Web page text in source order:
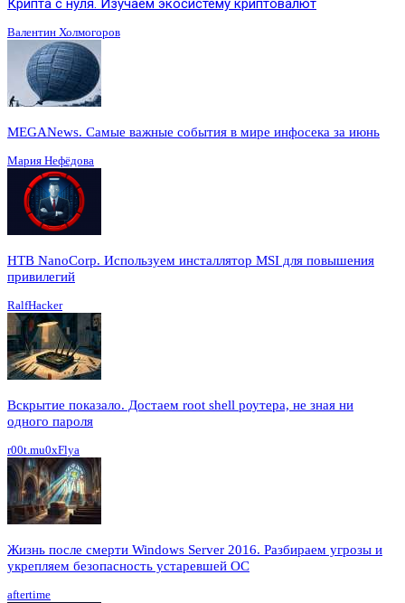
Крипта с нуля. Изучаем экосистему криптовалют
Валентин Холмогоров
MEGANews. Cамые важные события в мире инфосека за июнь
Мария Нефёдова
HTB NanoCorp. Используем инсталлятор MSI для повышения
привилегий
RalfHacker
Вскрытие показало. Достаем root shell роутера, не зная ни
одного пароля
r00t.mu0xFlya
Жизнь после смерти Windows Server 2016. Разбираем угрозы и
укрепляем безопасность устаревшей ОС
aftertime